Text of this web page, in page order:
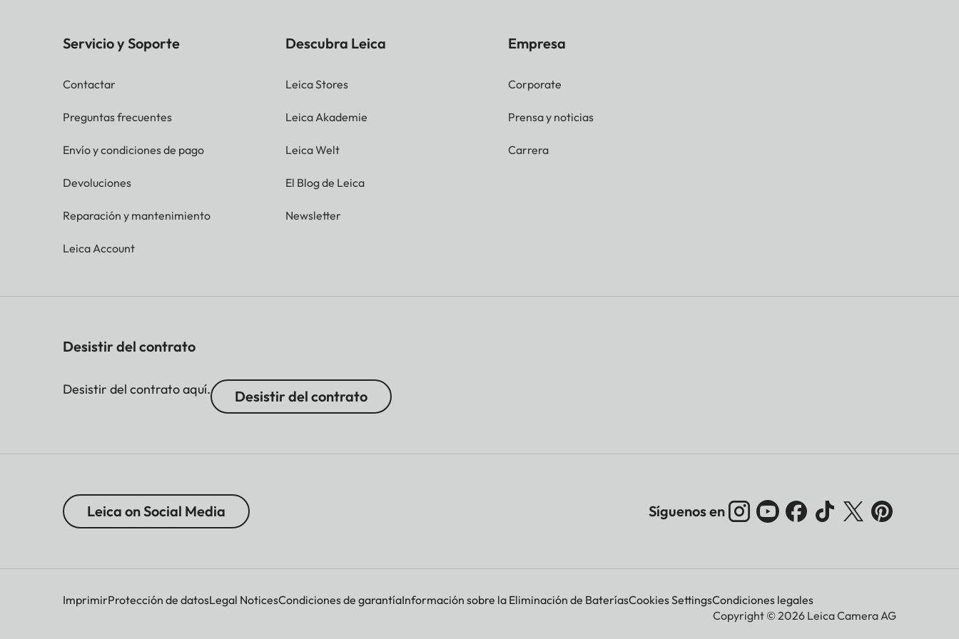
Servicio y Soporte
Contactar
Preguntas frecuentes
Envío y condiciones de pago
Devoluciones
Reparación y mantenimiento
Leica Account
Descubra Leica
Leica Stores
Leica Akademie
Leica Welt
El Blog de Leica
Newsletter
Empresa
Corporate
Prensa y noticias
Carrera
Desistir del contrato
Desistir del contrato aquí. Desistir del contrato
Leica on Social Media Síguenos en
ImprimirProtección de datosLegal NoticesCondiciones de garantíaInformación sobre la Eliminación de BateríasCookies SettingsCondiciones legales
Copyright © 2026 Leica Camera AG